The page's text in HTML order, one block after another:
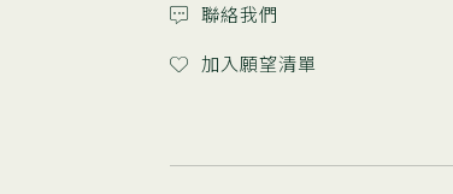
聯絡我們
加入願望清單